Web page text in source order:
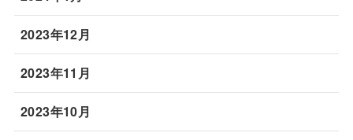
2023年12月
2023年11月
2023年10月